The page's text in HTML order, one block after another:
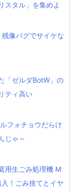
スタル」を集めよ
残像バグでサイケな
「ゼルダBotW」の
ティ高い
フォチョウだらけ
じゃ～
用生ごみ処理機 M
！ごみ捨てとイヤ